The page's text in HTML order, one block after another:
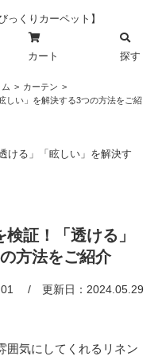
カート 探す
カーテン
しい」を解決する3つの方法をご紹
証！「透ける」
方法をご紹介
更新日：2024.05.29
囲気にしてくれるリネン